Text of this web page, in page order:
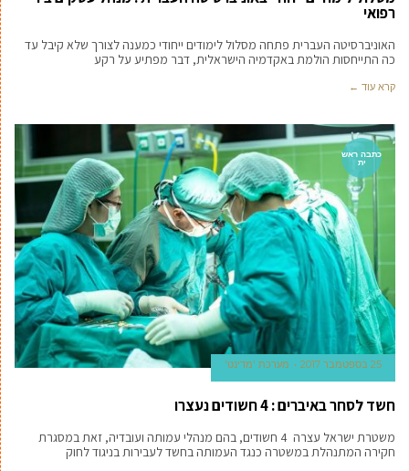
רפואי
האוניברסיטה העברית פתחה מסלול לימודים ייחודי כמענה לצורך שלא קיבל עד
כה התייחסות הולמת באקדמיה הישראלית, דבר מפתיע על רקע
קרא עוד ←
כתבה ראש
ית
25 בספטמבר 2017 מערכת 'מדינט'
חשד לסחר באיברים : 4 חשודים נעצרו
משטרת ישראל עצרה 4 חשודים, בהם מנהלי עמותה ועובדיה, זאת במסגרת
חקירה המתנהלת במשטרה כנגד העמותה בחשד לעבירות בניגוד לחוק